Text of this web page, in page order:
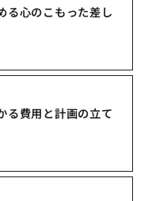
る心のこもった差し
る費用と計画の立て